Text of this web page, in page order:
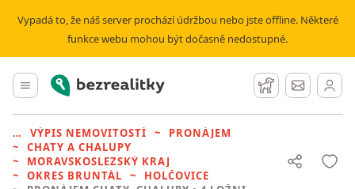
Vypadá to, že náš server prochází údržbou nebo jste offline. Některé
funkce webu mohou být dočasně nedostupné.
Hlavní menu
Bezrealitky Hlídací pes
Zprávy
VÝPIS NEMOVITOSTÍ
PRONÁJEM
CHATY A CHALUPY
MORAVSKOSLEZSKÝ KRAJ
OKRES BRUNTÁL
HOLČOVICE